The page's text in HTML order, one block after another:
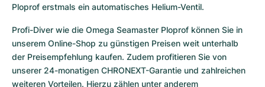
Ploprof erstmals ein automatisches Helium-Ventil.
Profi-Diver wie die Omega Seamaster Ploprof können Sie in
unserem Online-Shop zu günstigen Preisen weit unterhalb
der Preisempfehlung kaufen. Zudem profitieren Sie von
unserer 24-monatigen CHRONEXT-Garantie und zahlreichen
weiteren Vorteilen. Hierzu zählen unter anderem